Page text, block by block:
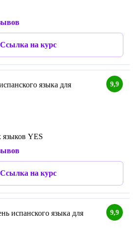
Ссылка на курс
9,9
языка для
YES
Ссылка на курс
9,9
испанского языка для